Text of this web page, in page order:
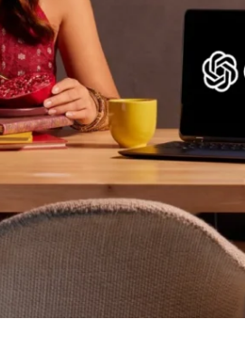
March 14, 2025 Verbände
Die Bedeutung von
Deutschland:
und Zu